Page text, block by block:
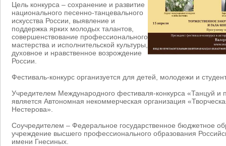
Цель конкурса – сохранение и развитие
национального песенно-танцевального
искусства России, выявление и
поддержка ярких молодых талантов,
совершенствование профессионального
мастерства и исполнительской культуры,
духовное и нравственное возрождение
России.
Фестиваль-конкурс организуется для детей, молодежи и
Учредителем Международного фестиваля-конкурса «Танцуй и
является Автономная некоммерческая организация
Нестерова».
Соучредителем – Федеральное государственное бюджетное
учреждение высшего профессионального образования
имени Гнесиных.